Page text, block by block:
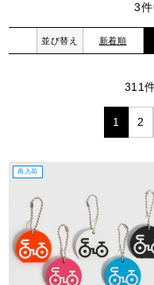
3
並び替え 新着順
311
1 2
再入荷